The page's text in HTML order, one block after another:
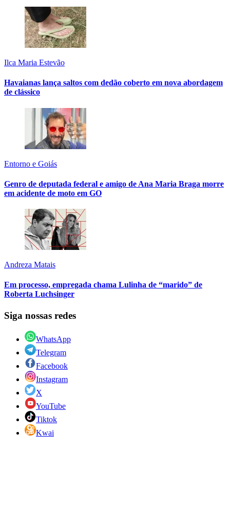
Ilca Maria Estevão
Havaianas lança saltos com dedão coberto em nova abordagem
de clássico
Entorno e Goiás
Genro de deputada federal e amigo de Ana Maria Braga morre
em acidente de moto em GO
Andreza Matais
Em processo, empregada chama Lulinha de “marido” de
Roberta Luchsinger
Siga nossas redes
WhatsApp
Telegram
Facebook
Instagram
X
YouTube
Tiktok
Kwai